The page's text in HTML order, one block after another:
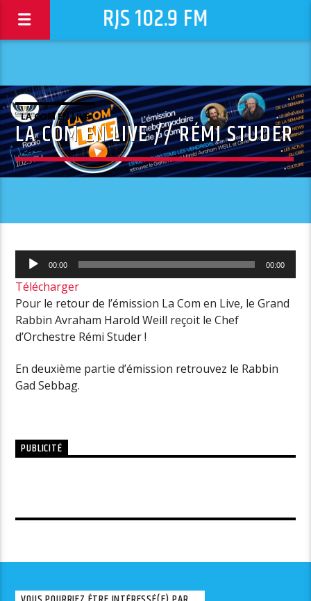
RJS 102.9 FM
LA COM EN LIVE
LA COM EN LIVE // RÉMI STUDER
Lecteur
audio
00:00 00:00
Télécharger
Pour le retour de l’émission La Com en Live, le Grand
Rabbin Avraham Harold Weill reçoit le Chef
d’Orchestre Rémi Studer !
En deuxième partie d’émission retrouvez le Rabbin
Gad Sebbag.
PUBLICITÉ